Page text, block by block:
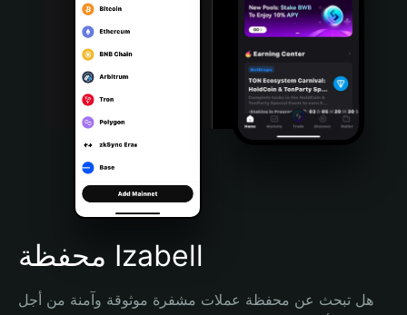
Português (Portugal)
Bahasa Indonesia
Português (Brasil)
Español (Argentina)
محفظة Izabell
هل تبحث عن محفظة عملات مشفرة موثوقة وآمنة من أجل